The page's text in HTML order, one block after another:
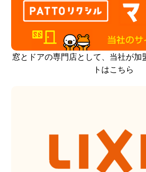
窓とドアの専門店として、当社が加
トはこちら